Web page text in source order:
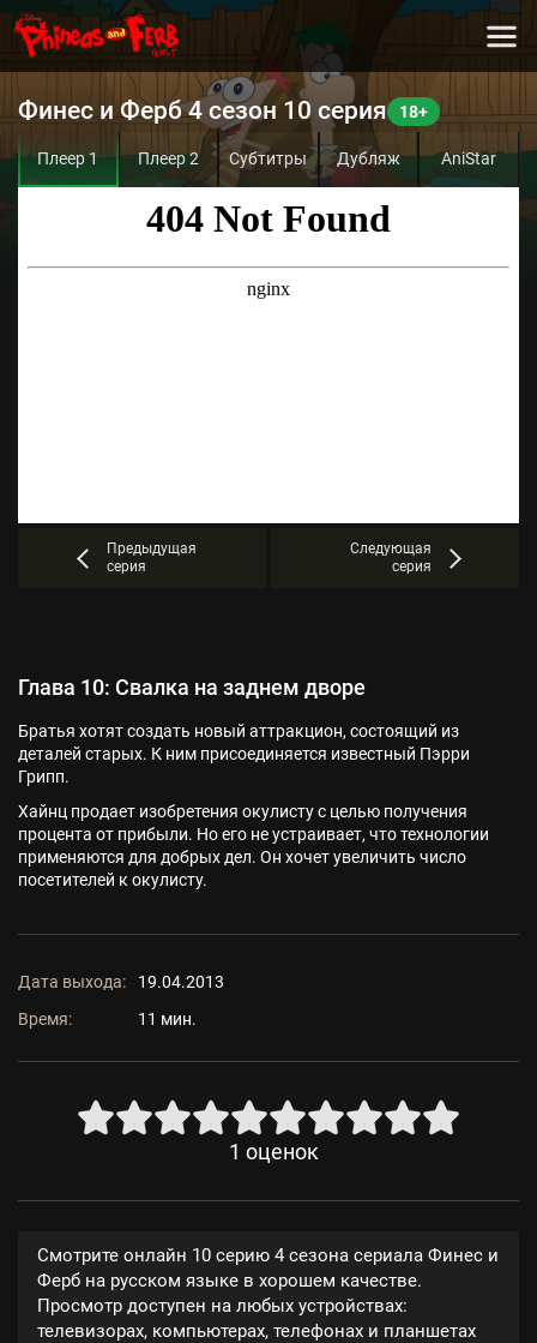
Финес и Ферб 4 сезон 10 серия
Плеер 1 Плеер 2 Субтитры Дубляж AniStar
Предыдущая
серия
Следующая
серия
Глава 10: Свалка на заднем дворе
Братья хотят создать новый аттракцион, состоящий из
деталей старых. К ним присоединяется известный Пэрри
Грипп.
Хайнц продает изобретения окулисту с целью получения
процента от прибыли. Но его не устраивает, что технологии
применяются для добрых дел. Он хочет увеличить число
посетителей к окулисту.
Дата выхода:
19.04.2013
Время:
11 мин.
1 оценок
Смотрите онлайн 10 серию 4 сезона сериала Финес и
Ферб на русском языке в хорошем качестве.
Просмотр доступен на любых устройствах:
телевизорах, компьютерах, телефонах и планшетах